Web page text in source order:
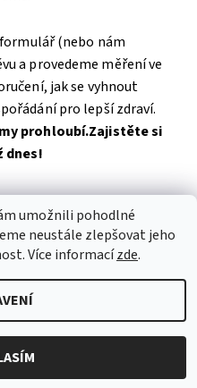
(nebo nám
a provedeme měření ve
jak se vyhnout
pro lepší zdraví.
prohloubí.Zajistěte si
dnes!
umožnili pohodlné
neustále zlepšovat jeho
Více informacízde.